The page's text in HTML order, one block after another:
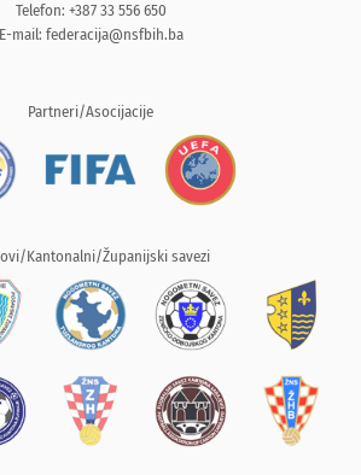
Telefon: +387 33 556 650
E-mail: federacija@nsfbih.ba
Partneri/Asocijacije
Kantonalni/Županijski savezi